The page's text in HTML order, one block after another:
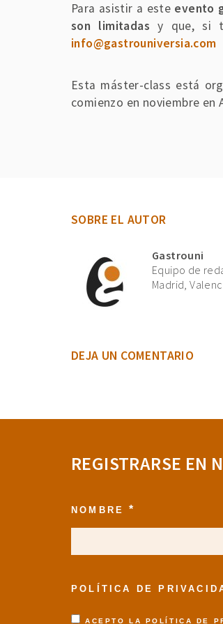
Para asistir a este evento
son limitadas y que, si
info@gastrouniversia.com
Esta máster-class está
comienzo en noviembre
SOBRE EL AUTOR
Gastrouni
Equipo de
Madrid,
DEJA UN COMENTARIO
REGISTRARSE EN
NOMBRE*
POLÍTICA DE
ACEPTO LA POLÍTICA DE